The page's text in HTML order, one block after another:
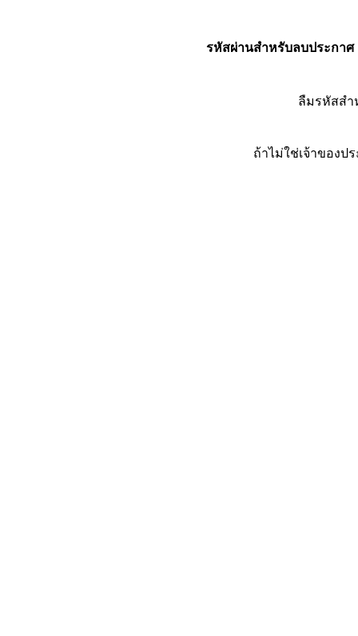
รหัสผ่านสำหรับลบประกาศ
ลืมรหัสส
ถ้าไม่ใช่เจ้าของป